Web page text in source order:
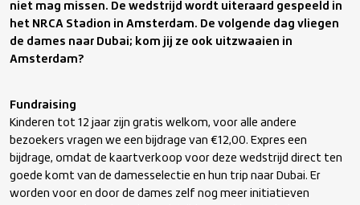
niet mag missen. De wedstrijd wordt uiteraard gespeeld in
het NRCA Stadion in Amsterdam. De volgende dag vliegen
de dames naar Dubai; kom jij ze ook uitzwaaien in
Amsterdam?
Fundraising
Kinderen tot 12 jaar zijn gratis welkom, voor alle andere
bezoekers vragen we een bijdrage van €12,00. Expres een
bijdrage, omdat de kaartverkoop voor deze wedstrijd direct ten
goede komt van de damesselectie en hun trip naar Dubai. Er
worden voor en door de dames zelf nog meer initiatieven